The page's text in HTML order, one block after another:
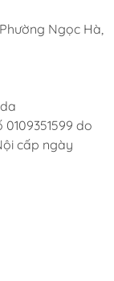
Ngọc Hà,
do
cấp ngày